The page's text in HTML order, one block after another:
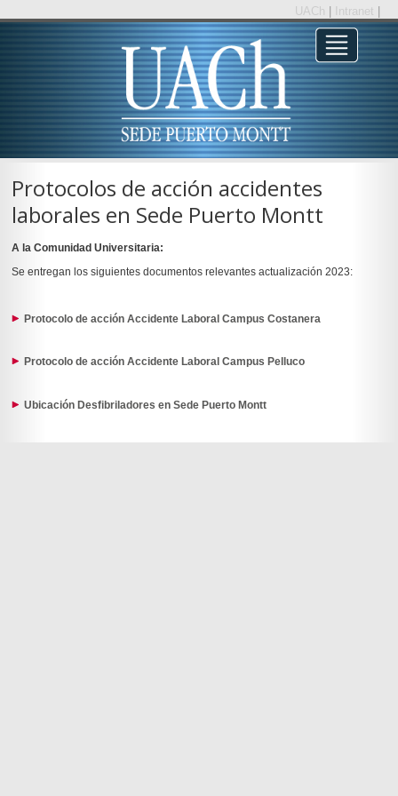
UACh Intranet
Protocolos de acción accidentes
laborales en Sede Puerto Montt
A la Comunidad Universitaria:
Se entregan los siguientes documentos relevantes actualización 2023:
Protocolo de acción Accidente Laboral Campus Costanera
Protocolo de acción Accidente Laboral Campus Pelluco
Ubicación Desfibriladores en Sede Puerto Montt